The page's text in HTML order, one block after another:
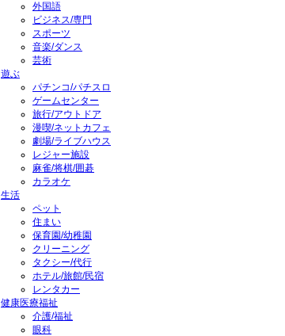
外国語
ビジネス/専門
スポーツ
音楽/ダンス
芸術
遊ぶ
パチンコ/パチスロ
ゲームセンター
旅行/アウトドア
漫喫/ネットカフェ
劇場/ライブハウス
レジャー施設
麻雀/将棋/囲碁
カラオケ
生活
ペット
住まい
保育園/幼稚園
クリーニング
タクシー/代行
ホテル/旅館/民宿
レンタカー
健康医療福祉
介護/福祉
眼科